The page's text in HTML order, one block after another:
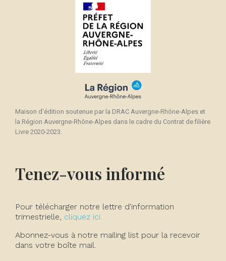
Maison d'édition soutenue par la DRAC Auvergne-Rhône-Alpes et
la Région Auvergne-Rhône-Alpes dans le cadre du Contrat de filière
Livre 2020-2023.
Tenez-vous informé
Pour télécharger notre lettre d'information
trimestrielle, cliquez ici.
Abonnez-vous à notre mailing list pour la recevoir
dans votre boîte mail.